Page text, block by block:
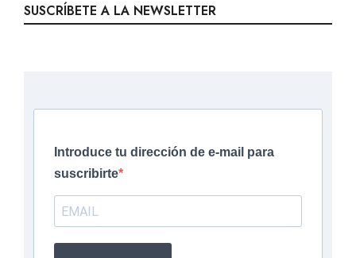
SUSCRÍBETE A LA NEWSLETTER
Introduce tu dirección de e-mail para
suscribirte